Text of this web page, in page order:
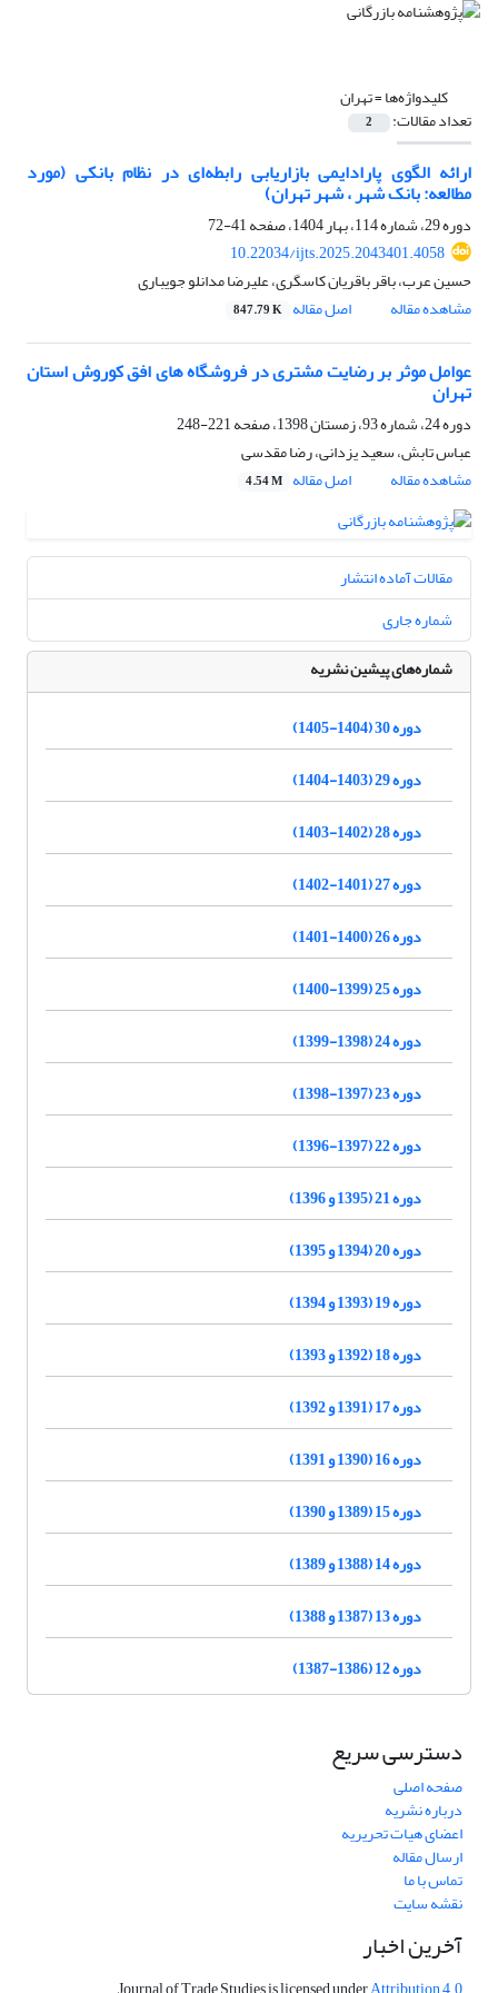
کلیدواژه‌ها =تهران
تعداد مقالات: 2
ارائه الگوی پارادایمی بازاریابی رابطه‌ای در نظام بانکی (مورد
مطالعه: بانک شهر ، شهر تهران)
دوره 29، شماره 114، بهار 1404، صفحه
41-72
10.22034/ijts.2025.2043401.4058
حسین عرب، باقر باقریان کاسگری، علیرضا مدانلو جویباری
مشاهده مقاله
اصل مقاله 847.79 K
عوامل موثر بر رضایت مشتری در فروشگاه های افق کوروش استان
تهران
دوره 24، شماره 93، زمستان 1398، صفحه
221-248
عباس تابش، سعید یزدانی، رضا مقدسی
مشاهده مقاله
اصل مقاله 4.54 M
مقالات آماده انتشار
شماره جاری
شماره‌های پیشین نشریه
دوره 30 (1404-1405)
دوره 29 (1403-1404)
دوره 28 (1402-1403)
دوره 27 (1401-1402)
دوره 26 (1400-1401)
دوره 25 (1399-1400)
دوره 24 (1398-1399)
دوره 23 (1397-1398)
دوره 22 (1397-1396)
دوره 21 (1395 و 1396)
دوره 20 (1394 و 1395)
دوره 19 (1393 و 1394)
دوره 18 (1392 و 1393)
دوره 17 (1391 و 1392)
دوره 16 (1390 و 1391)
دوره 15 (1389 و 1390)
دوره 14 (1388 و 1389)
دوره 13 (1387 و 1388)
دوره 12 (1386-1387)
دسترسی سریع
صفحه اصلی
درباره نشریه
اعضای هیات تحریریه
ارسال مقاله
تماس با ما
نقشه سایت
آخرین اخبار